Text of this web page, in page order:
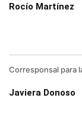
Rocío Martínez
Corresponsal para
Javiera Donoso